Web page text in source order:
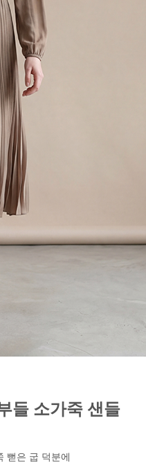
들 소가죽 샌들
뻗은 굽 덕분에